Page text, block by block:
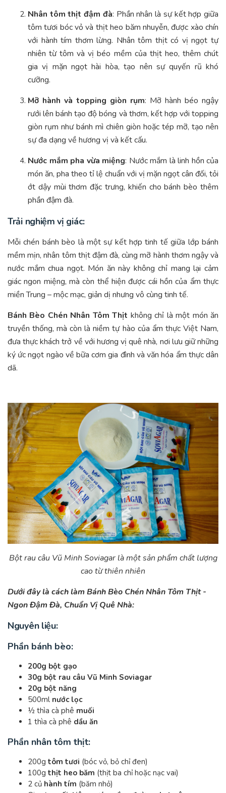
Nhân tôm thịt đậm đà: Phần nhân là sự kết hợp giữa
tôm tươi bóc vỏ và thịt heo băm nhuyễn, được xào chín
với hành tím thơm lừng. Nhân tôm thịt có vị ngọt tự
nhiên từ tôm và vị béo mềm của thịt heo, thêm chút
gia vị mặn ngọt hài hòa, tạo nên sự quyến rũ khó
cưỡng.
Mỡ hành và topping giòn rụm: Mỡ hành béo ngậy
rưới lên bánh tạo độ bóng và thơm, kết hợp với topping
giòn rụm như bánh mì chiên giòn hoặc tép mỡ, tạo nên
sự đa dạng về hương vị và kết cấu.
Nước mắm pha vừa miệng: Nước mắm là linh hồn của
món ăn, pha theo tỉ lệ chuẩn với vị mặn ngọt cân đối, tỏi
ớt dậy mùi thơm đặc trưng, khiến cho bánh bèo thêm
phần đậm đà.
Trải nghiệm vị giác:
Mỗi chén bánh bèo là một sự kết hợp tinh tế giữa lớp bánh
mềm mịn, nhân tôm thịt đậm đà, cùng mỡ hành thơm ngậy và
nước mắm chua ngọt. Món ăn này không chỉ mang lại cảm
giác ngon miệng, mà còn thể hiện được cái hồn của ẩm thực
miền Trung – mộc mạc, giản dị nhưng vô cùng tinh tế.
Bánh Bèo Chén Nhân Tôm Thịt không chỉ là một món ăn
truyền thống, mà còn là niềm tự hào của ẩm thực Việt Nam,
đưa thực khách trở về với hương vị quê nhà, nơi lưu giữ những
ký ức ngọt ngào về bữa cơm gia đình và văn hóa ẩm thực dân
dã.
Bột rau câu Vũ Minh Soviagar là một sản phẩm chất lượng
cao từ thiên nhiên
Dưới đây là cách làm Bánh Bèo Chén Nhân Tôm Thịt -
Ngon Đậm Đà, Chuẩn Vị Quê Nhà:
Nguyên liệu:
Phần bánh bèo:
200g bột gạo
30g bột rau câu Vũ Minh Soviagar
20g bột năng
500ml nước lọc
½ thìa cà phê muối
1 thìa cà phê dầu ăn
Phần nhân tôm thịt:
200g tôm tươi (bóc vỏ, bỏ chỉ đen)
100g thịt heo băm (thịt ba chỉ hoặc nạc vai)
2 củ hành tím (băm nhỏ)